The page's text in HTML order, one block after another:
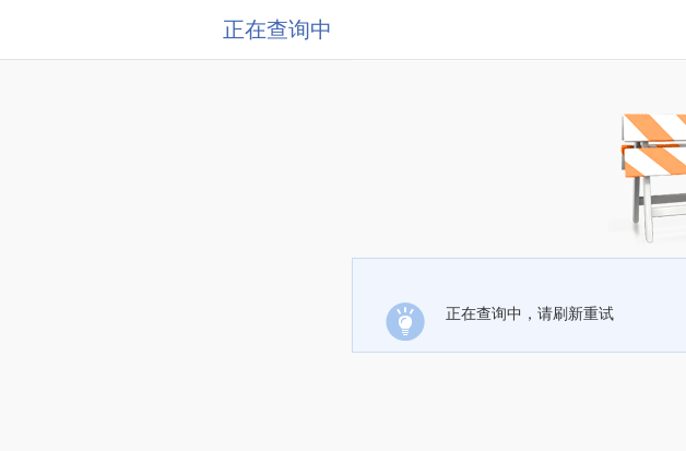
正在查询中
正在查询中，请刷新重试